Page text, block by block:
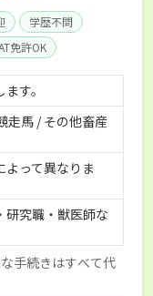
学歴不問
免許OK
20時間以内
者優遇
世帯寮あり
す。
走馬 / その他畜産
よって異なりま
研究職・獣医師な
手続きはすべて代